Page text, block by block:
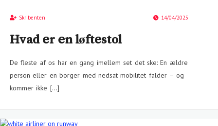
Skribenten 14/04/2025
Hvad er en løftestol
De fleste af os har en gang imellem set det ske: En ældre
person eller en borger med nedsat mobilitet falder – og
kommer ikke […]